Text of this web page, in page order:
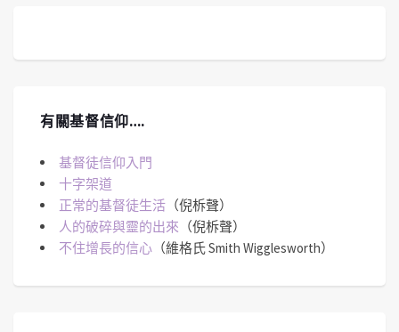
有關基督信仰….
基督徒信仰入門
十字架道
正常的基督徒生活 （倪柝聲）
人的破碎與靈的出來 （倪柝聲）
不住增長的信心 （維格氏 Smith Wigglesworth）